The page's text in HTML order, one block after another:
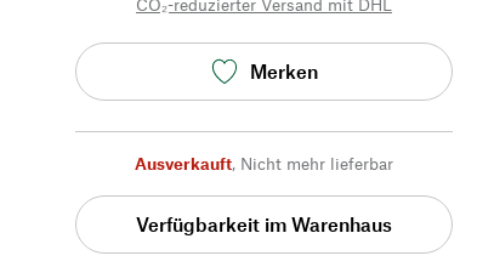
Merken
Ausverkauft, Nicht mehr lieferbar
Verfügbarkeit im Warenhaus